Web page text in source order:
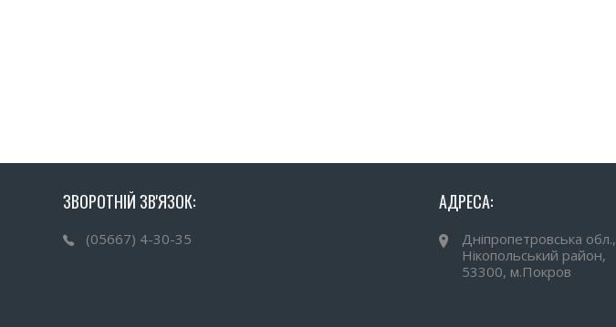
ЗВОРОТНІЙ ЗВ'ЯЗОК:
(05667) 4-30-35
АДРЕСА:
Дніпропетровська обл.,
Нікопольський район,
53300, м.Покров